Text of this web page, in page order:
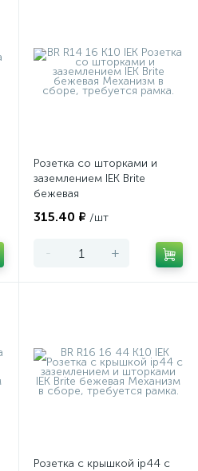
Розетка со шторками и
заземлением IEK Brite
бежевая
315.40 ₽ /шт
- +
Розетка с крышкой ip44 с